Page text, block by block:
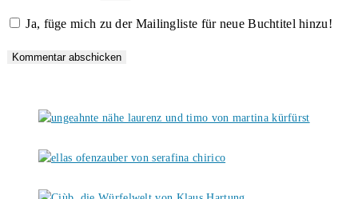
ein
Kommentieren
(optional)
Ja, füge mich zu der Mailingliste für neue Buchtitel hinzu!